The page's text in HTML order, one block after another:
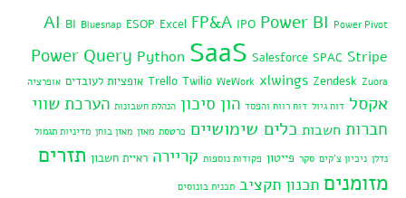
AI BI Bluesnap ESOP Excel FP&A IPO Power BI Power Pivot
Power Query Python SaaS Salesforce SPAC Stripe
Trello Twilio WeWork xlwings Zendesk Zuora אופציות לעובדים אופרציה
אקסל דוח גיול דוח רווח והפסד הון סיכון הנהלת חשבונות הערכת שווי
חברות חשבות כלים שימושיים כרטסת מאזן מאזן בוחן מדיניות תגמול
נדלן ניכיון צ'קים סקר פייטון פקודות נוספות קריירה ראיית חשבון תזרים
מזומנים תכנון תקציב תכנית בונוסים